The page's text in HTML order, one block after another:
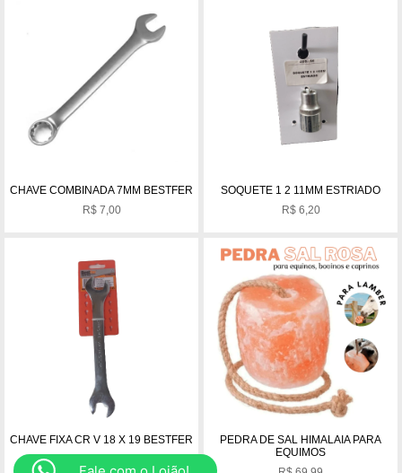
CHAVE COMBINADA 7MM BESTFER
R$7,00
SOQUETE 1 2 11MM ESTRIADO
R$6,20
CHAVE FIXA CR V 18 X 19 BESTFER
PEDRA DE SAL HIMALAIA PARA
EQUIMOS